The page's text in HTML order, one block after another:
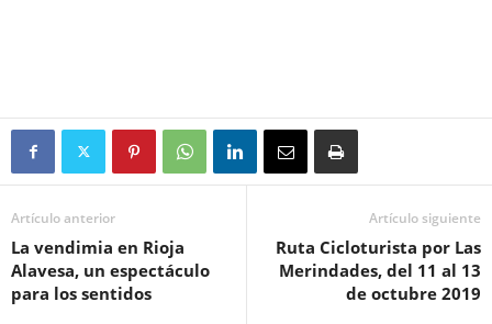
Artículo anterior
La vendimia en Rioja
Alavesa, un espectáculo
para los sentidos
Artículo siguiente
Ruta Cicloturista por Las
Merindades, del 11 al 13
de octubre 2019